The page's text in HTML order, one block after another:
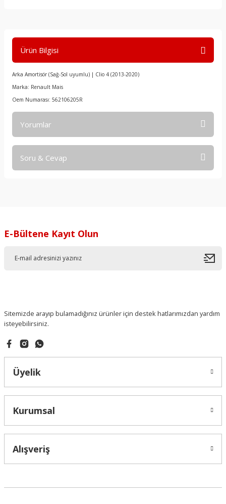
Ürün Bilgisi
Arka Amortisör (Sağ-Sol uyumlu) | Clio 4 (2013-2020)
Marka: Renault Mais
Oem Numarası: 562106205R
Yorumlar
Soru & Cevap
E-Bültene Kayıt Olun
Sitemizde arayıp bulamadığınız ürünler için destek hatlarımızdan yardım
isteyebilirsiniz.
Üyelik
Kurumsal
Alışveriş